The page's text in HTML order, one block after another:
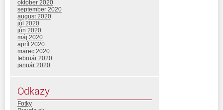
október 2020
september 2020
august 2020
júl 2020
jún 2020
máj 2020
apríl 2020
marec 2020
február 2020
január 2020
Odkazy
Fotky